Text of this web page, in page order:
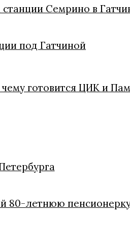
Семрино в
под Гатчиной
готовится ЦИК и
80-летнюю